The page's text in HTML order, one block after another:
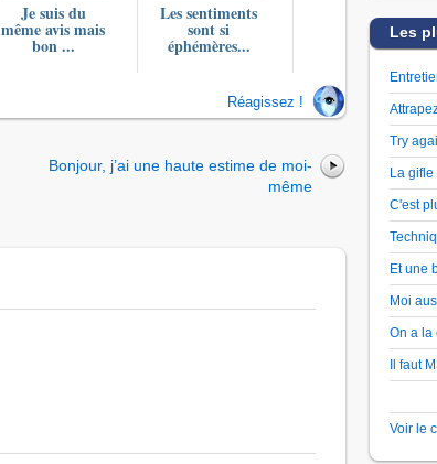
Je suis du
même avis mais
bon ...
Les sentiments
sont si
éphémères...
Réagissez !
Bonjour, j’ai une haute estime de moi-
même
Les
Try
La gifle
C'est
Et une
Moi
On a la
Il faut
Voir le